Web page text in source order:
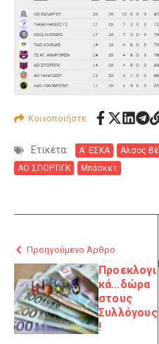
Κοινοποιήστε
Ετικέτα: Α' ΕΣΚΑ Άλσος
ΑΟ ΣΠΟΡΤΙΓΚ
Μπάσκετ
Προηγούμενο Άρθρο
Προεκλογι
κά…δώρα
στους
Συλλόγους
!